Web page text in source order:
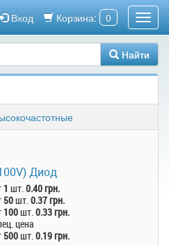
Корзина: 0
Вход
Найти
Диод
1 шт.0.40 грн.
50шт.0.37 грн.
100шт.0.33 грн.
цена
500шт.0.19 грн.